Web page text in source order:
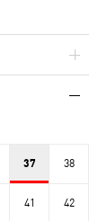
37 38
41 42